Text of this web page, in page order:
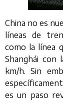
China no es
líneas de
como la línea
Shanghái con
km/h. Sin
es un paso